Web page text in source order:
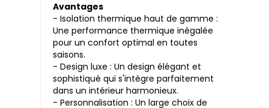
Avantages
- Isolation thermique haut de gamme :
Une performance thermique inégalée
pour un confort optimal en toutes
saisons.
- Design luxe : Un design élégant et
sophistiqué qui s'intègre parfaitement
dans un intérieur harmonieux.
- Personnalisation : Un large choix de